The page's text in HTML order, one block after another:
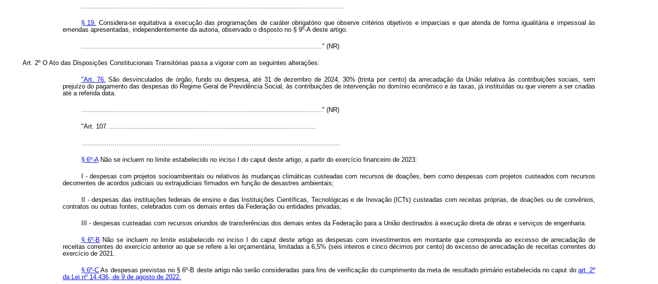
......................................................................................................................................
§ 19. Considera-se equitativa a execução das programações de caráter obrigatório que observe critérios objetivos e imparciais e que atenda de forma igualitária e impessoal às
emendas apresentadas, independentemente da autoria, observado o disposto no § 9º-A deste artigo.
..........................................................................................................................." (NR)
Art. 2º O Ato das Disposições Constitucionais Transitórias passa a vigorar com as seguintes alterações:
"Art. 76. São desvinculados de órgão, fundo ou despesa, até 31 de dezembro de 2024, 30% (trinta por cento) da arrecadação da União relativa às contribuições sociais, sem
prejuízo do pagamento das despesas do Regime Geral de Previdência Social, às contribuições de intervenção no domínio econômico e às taxas, já instituídas ou que vierem a ser criadas
até a referida data.
..........................................................................................................................." (NR)
"Art. 107. .........................................................................................................
....................................................................................................................................
§ 6º-ANão se incluem no limite estabelecido no inciso I do caput deste artigo, a partir do exercício financeiro de 2023:
I - despesas com projetos socioambientais ou relativos às mudanças climáticas custeadas com recursos de doações, bem como despesas com projetos custeados com recursos
decorrentes de acordos judiciais ou extrajudiciais firmados em função de desastres ambientais;
II - despesas das instituições federais de ensino e das Instituições Científicas, Tecnológicas e de Inovação (ICTs) custeadas com receitas próprias, de doações ou de convênios,
contratos ou outras fontes, celebrados com os demais entes da Federação ou entidades privadas;
III - despesas custeadas com recursos oriundos de transferências dos demais entes da Federação para a União destinados à execução direta de obras e serviços de engenharia.
§ 6º-B Não se incluem no limite estabelecido no inciso I do caput deste artigo as despesas com investimentos em montante que corresponda ao excesso de arrecadação de
receitas correntes do exercício anterior ao que se refere a lei orçamentária, limitadas a 6,5% (seis inteiros e cinco décimos por cento) do excesso de arrecadação de receitas correntes do
exercício de 2021.
§ 6º-C As despesas previstas no § 6º-B deste artigo não serão consideradas para fins de verificação do cumprimento da meta de resultado primário estabelecida no caput do art. 2º
da Lei nº 14.436, de 9 de agosto de 2022.